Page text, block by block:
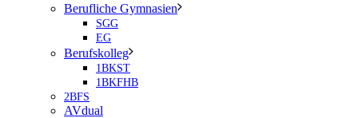
Berufliche Gymnasien
SGG
EG
Berufskolleg
1BKST
1BKFHB
2BFS
AVdual